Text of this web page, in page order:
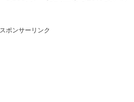
スポンサーリンク